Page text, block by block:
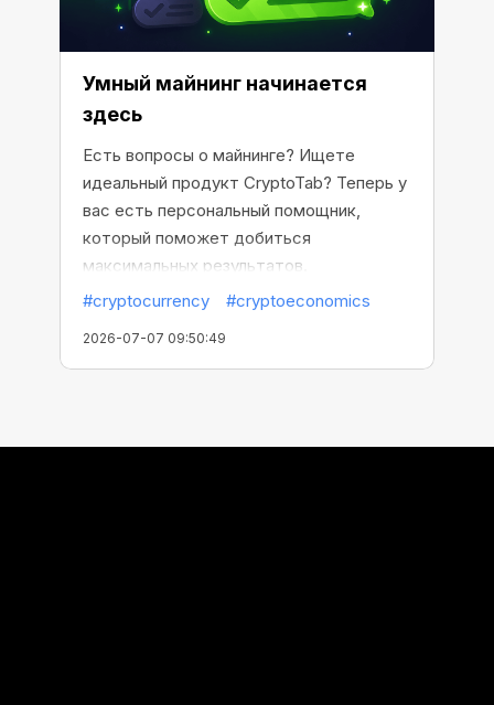
Умный майнинг начинается
здесь
Есть вопросы о майнинге? Ищете
идеальный продукт CryptoTab? Теперь у
вас есть персональный помощник,
который поможет добиться
максимальных результатов.
#cryptocurrency
#cryptoeconomics
2026-07-07 09:50:49